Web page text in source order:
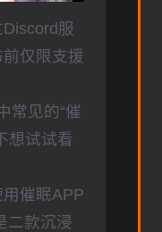
服
仅限支援
常见的“催
想试试看
催眠APP
二款沉浸